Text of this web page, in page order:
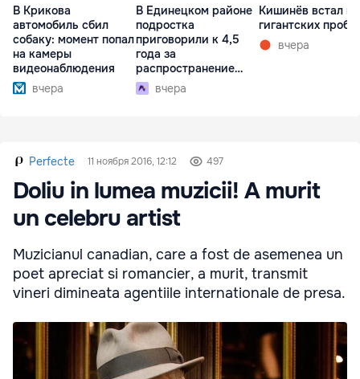
В Крикова
автомобиль сбил
собаку: момент попал
на камеры
видеонаблюдения
вчера
В Единецком районе
подростка
приговорили к 4,5
года за
распространение
наркотиков
вчера
Кишинёв встал в
гигантских
вчера
Perfecte 11 ноября 2016, 12:12 497
Doliu in lumea muzicii! A murit
un celebru artist
Muzicianul canadian, care a fost de asemenea un
poet apreciat si romancier, a murit, transmit
vineri dimineata agentiile internationale de presa.